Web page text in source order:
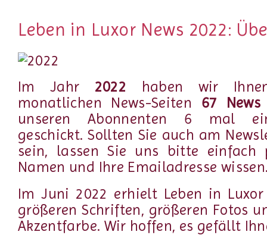
Leben in Luxor News 2022:
Im Jahr 2022 haben wir
monatlichen News-Seiten 67
unseren Abonnenten 6 mal
geschickt. Sollten Sie auch am
sein, lassen Sie uns bitte
Namen und Ihre Emailadresse
Im Juni 2022 erhielt Leben in
größeren Schriften, größeren Fotos
Akzentfarbe. Wir hoffen, es gefällt